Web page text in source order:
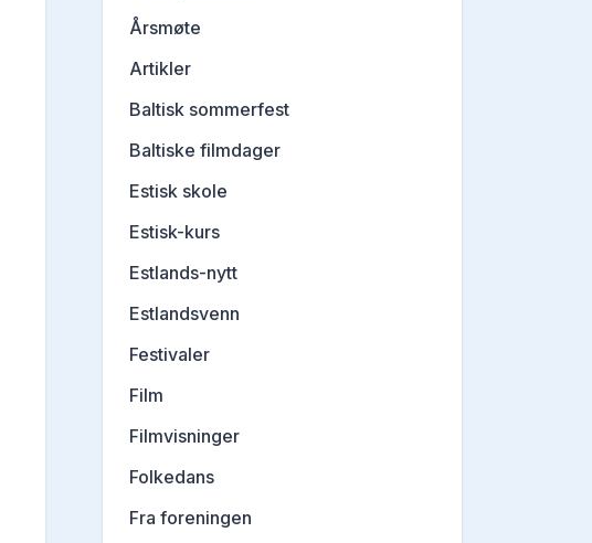
Årsmøte
Artikler
Baltisk sommerfest
Baltiske filmdager
Estisk skole
Estisk-kurs
Estlands-nytt
Estlandsvenn
Festivaler
Film
Filmvisninger
Folkedans
Fra foreningen